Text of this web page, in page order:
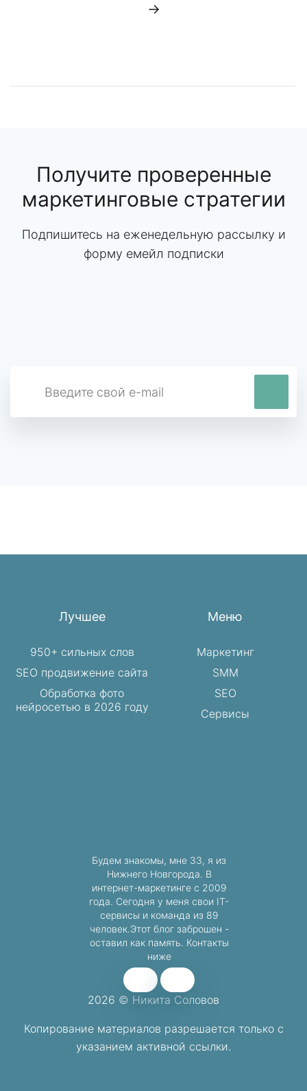
→
Получите проверенные
маркетинговые стратегии
Подпишитесь на еженедельную рассылку и
форму емейл подписки
Лучшее
950+ сильных слов
SEO продвижение сайта
Обработка фото
нейросетью в 2026 году
Меню
Маркетинг
SMM
SEO
Сервисы
2026 © Никита Соловов
Копирование материалов разрешается только с
указанием активной ссылки.
Будем знакомы, мне 33, я из
Нижнего Новгорода. В
интернет-маркетинге с 2009
года. Сегодня у меня свои IT-
сервисы и команда из 89
человек.Этот блог заброшен -
оставил как память. Контакты
ниже